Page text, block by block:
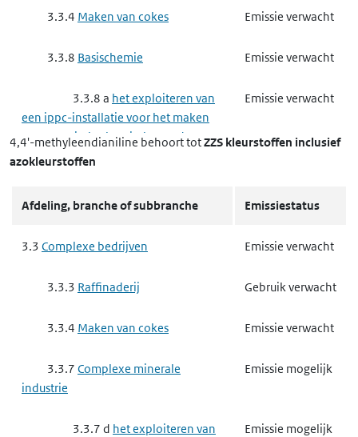
3.3.4 Maken van cokes Emissie verwacht
3.3.8 Basischemie Emissie verwacht
3.3.8 a het exploiteren van
een ippc-installatie voor het maken
van organisch-chemische producten
Emissie verwacht
van producten voor
producten van metaal
4,4'-methyleendianiline behoort totZZS kleurstoffen inclusief
azokleurstoffen
Afdeling, branche of subbranche Emissiestatus
3.3 Complexe bedrijven Emissie verwacht
3.3.3 Raffinaderij Gebruik verwacht
3.3.4 Maken van cokes Emissie verwacht
3.3.7 Complexe minerale
industrie
Emissie mogelijk
3.3.7 d het exploiteren van
Emissie mogelijk